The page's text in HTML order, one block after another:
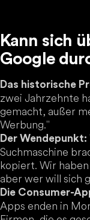
Kann sich
Google
Das historische
zwei Jahrzehnte
gemacht, außer
Werbung."
Der Wendepunkt:
Suchmaschine
kopiert. Wir
aber wer will sich
Die Consumer-
Apps enden in